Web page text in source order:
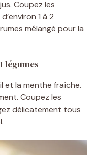
Coupez les
1 à 2
mélangé pour la
légumes
et la menthe fraîche.
Coupez les
délicatement tous